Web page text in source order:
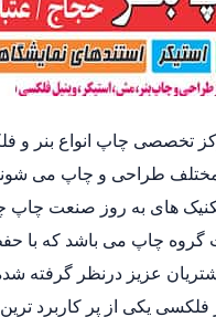
تخصصی چاپ انواع بنر و
طراحی و چاپ می
های به روز صنعت چاپ
گروه چاپ می باشد که با
عزیز درنظر گرفته
یکی از پر کاربرد